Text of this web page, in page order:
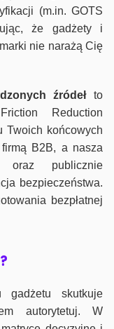
(m.in. GOTS
że gadżety i
nie narażą Cię
źródełto
Reduction
Twoich końcowych
B2B, a nasza
oraz publicznie
bezpieczeństwa.
bezpłatnej
gadżetu skutkuje
autorytetuj. W